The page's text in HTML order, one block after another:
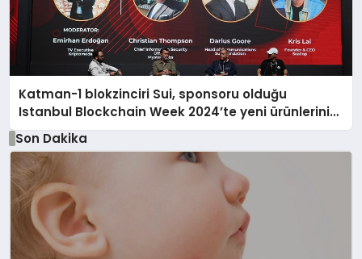
Katman-1 blokzinciri Sui, sponsoru olduğu
Istanbul Blockchain Week 2024’te yeni ürünlerini
tanıttı
Son Dakika